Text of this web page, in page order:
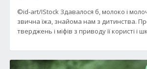
©id-art/IStock Здавалося б, молоко і
звична їжа, знайома нам з дитинства.
тверджень і міфів з приводу її користі і